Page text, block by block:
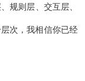
规则层、交互层、
次，我相信你已经